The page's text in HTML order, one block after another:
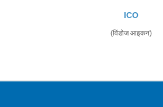
ICO
(विंडोज आइकन)